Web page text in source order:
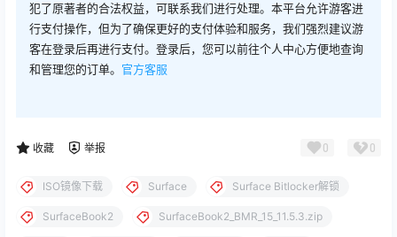
犯了原著者的合法权益，可联系我们进行处理。本平台允许游客进
行支付操作，但为了确保更好的支付体验和服务，我们强烈建议游
客在登录后再进行支付。登录后，您可以前往个人中心方便地查询
和管理您的订单。 官方客服
收藏 举报 0 0
ISO镜像下载 Surface Surface Bitlocker解锁
SurfaceBook2 SurfaceBook2_BMR_15_11.5.3.zip